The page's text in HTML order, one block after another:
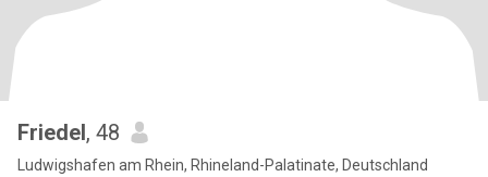
Friedel, 48
Ludwigshafen am Rhein, Rhineland-Palatinate, Deutschland